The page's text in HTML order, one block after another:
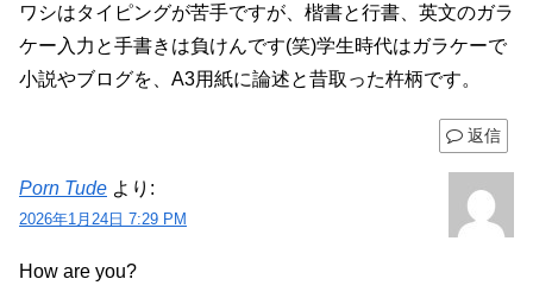
ワシはタイピングが苦手ですが、楷書と行書、英文のガラ
ケー入力と手書きは負けんです(笑)学生時代はガラケーで
小説やブログを、A3用紙に論述と昔取った杵柄です。
返信
Porn Tude より:
2026年1月24日 7:29 PM
How are you?